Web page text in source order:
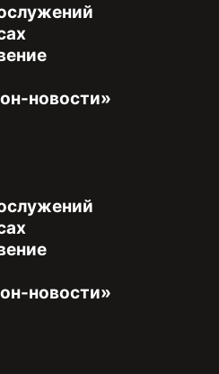
новости»
новости»